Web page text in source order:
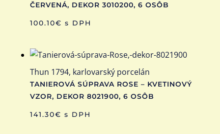
ČERVENÁ, DEKOR 3010200, 6 OSÔB
100.10€ s DPH
Thun 1794, karlovarský porcelán
TANIEROVÁ SÚPRAVA ROSE – KVETINOVÝ
VZOR, DEKOR 8021900, 6 OSÔB
141.30€ s DPH